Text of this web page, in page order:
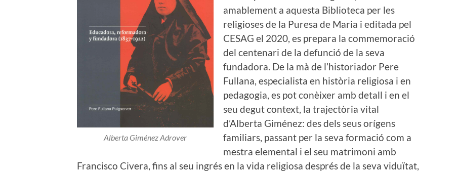
Alberta Giménez Adrover
amablement a aquesta Biblioteca per les
religioses de la Puresa de Maria i editada pel
CESAG el 2020, es prepara la commemoració
del centenari de la defunció de la seva
fundadora. De la mà de l’historiador Pere
Fullana, especialista en història religiosa i en
pedagogia, es pot conèixer amb detall i en el
seu degut context, la trajectòria vital
d’Alberta Giménez: des dels seus orígens
familiars, passant per la seva formació com a
mestra elemental i el seu matrimoni amb
Francisco Civera, fins al seu ingrés en la vida religiosa després de la seva viduïtat,